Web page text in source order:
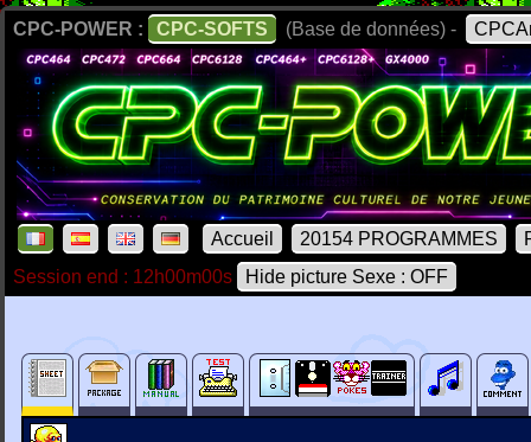
CPC-POWER : CPC-SOFTS (Base de données) -
Accueil 20154 PROGRAMMES
Session end : 12h00m00s
Hide picture Sexe : OFF